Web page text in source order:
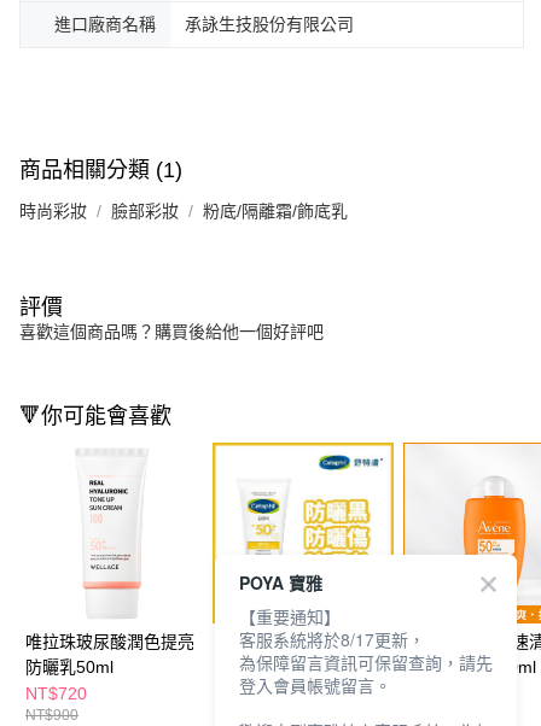
進口廠商名稱 承詠生技股份有限公司
商品相關分類 (1)
時尚彩妝 臉部彩妝 粉底/隔離霜/飾底乳
評價
喜歡這個商品嗎？購買後給他一個好評吧
🔻你可能會喜歡
唯拉珠玻尿酸潤色提亮
防曬乳50ml
NT$720
NT$900
舒特膚高效防曬凝露
SPF50+UVA/UVB
50ml
NT$399
Avene 雅漾極速
曬液SPF50 50ml
POYA 寶雅
【重要通知】
客服系統將於8/17更新，
為保障留言資訊可保留查詢，請先
登入會員帳號留言。